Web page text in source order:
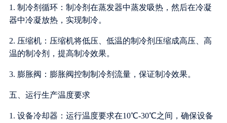
1. 制冷剂循环：制冷剂在蒸发器中蒸发吸热，然后在冷凝
器中冷凝放热，实现制冷。
2. 压缩机：压缩机将低压、低温的制冷剂压缩成高压、高
温的制冷剂，提高制冷效果。
3. 膨胀阀：膨胀阀控制制冷剂流量，保证制冷效果。
五、运行生产温度要求
1. 设备冷却器：运行温度要求在10℃-30℃之间，确保设备